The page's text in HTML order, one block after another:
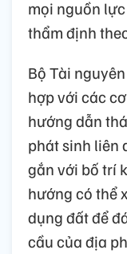
mọi nguồn
thẩm định
Bộ Tài
hợp với các
hướng dẫn
phát sinh liên
gắn với bố trí
hướng có thể
dụng đất để
cầu của địa